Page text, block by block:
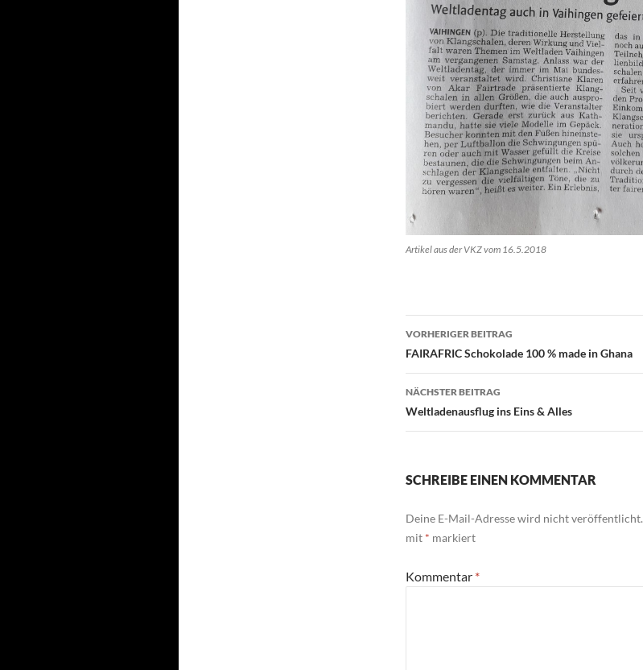
Artikel aus der VKZ vom 16.5.2018
Beitragsnavigation
VORHERIGER BEITRAG
FAIRAFRIC Schokolade 100 % made in Ghana
NÄCHSTER BEITRAG
Weltladenausflug ins Eins & Alles
SCHREIBE EINEN KOMMENTAR
Deine E-Mail-Adresse wird nicht veröffentlicht.
mit * markiert
Kommentar *